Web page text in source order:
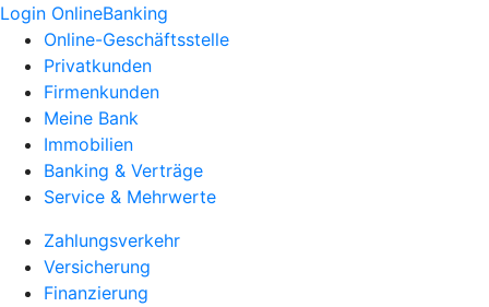
Login OnlineBanking
Online-Geschäftsstelle
Privatkunden
Firmenkunden
Meine Bank
Immobilien
Banking & Verträge
Service & Mehrwerte
Zahlungsverkehr
Versicherung
Finanzierung